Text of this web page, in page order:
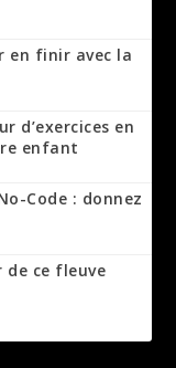
en finir avec la
d’exercices en
enfant
Code : donnez
de ce fleuve